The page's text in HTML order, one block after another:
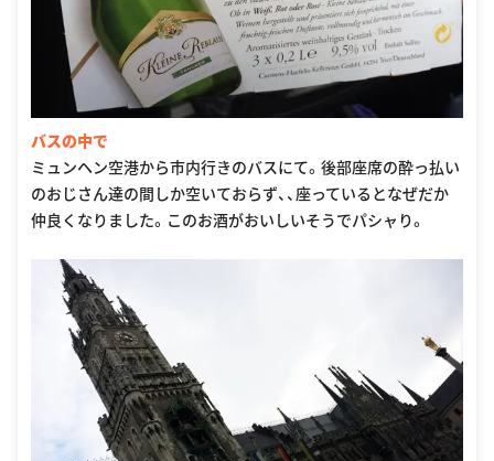
バスの中で
ミュンヘン空港から市内行きのバスにて。後部座席の酔っ払い
のおじさん達の間しか空いておらず、、座っているとなぜだか
仲良くなりました。このお酒がおいしいそうでパシャり。